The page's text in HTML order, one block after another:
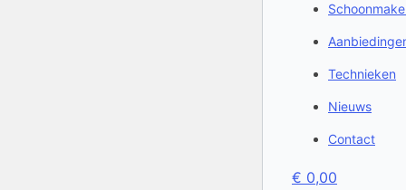
Technieken
Nieuws
Contact
€ 0,00